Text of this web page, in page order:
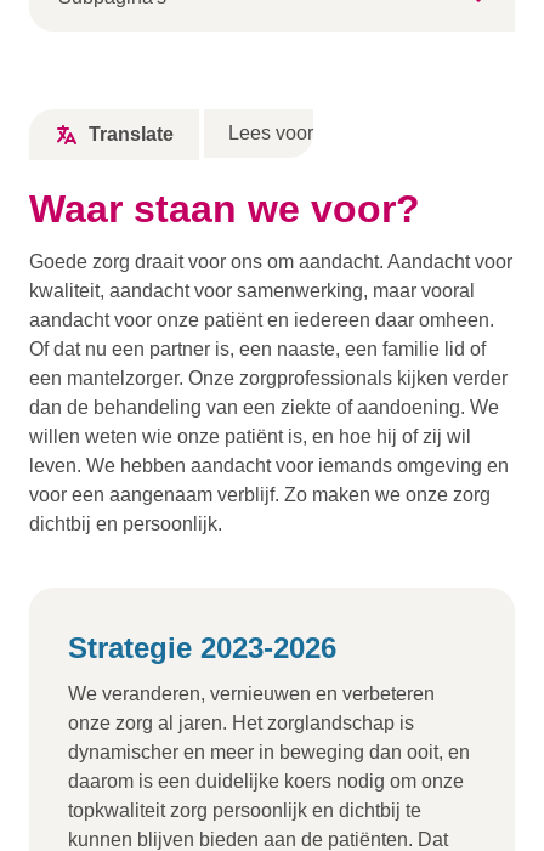
Translate Lees voor
Waar staan we voor?
Goede zorg draait voor ons om aandacht. Aandacht voor
kwaliteit, aandacht voor samenwerking, maar vooral
aandacht voor onze patiënt en iedereen daar omheen.
Of dat nu een partner is, een naaste, een familie lid of
een mantelzorger. Onze zorgprofessionals kijken verder
dan de behandeling van een ziekte of aandoening. We
willen weten wie onze patiënt is, en hoe hij of zij wil
leven. We hebben aandacht voor iemands omgeving en
voor een aangenaam verblijf. Zo maken we onze zorg
dichtbij en persoonlijk.
Strategie 2023-2026
We veranderen, vernieuwen en verbeteren
onze zorg al jaren. Het zorglandschap is
dynamischer en meer in beweging dan ooit, en
daarom is een duidelijke koers nodig om onze
topkwaliteit zorg persoonlijk en dichtbij te
kunnen blijven bieden aan de patiënten. Dat